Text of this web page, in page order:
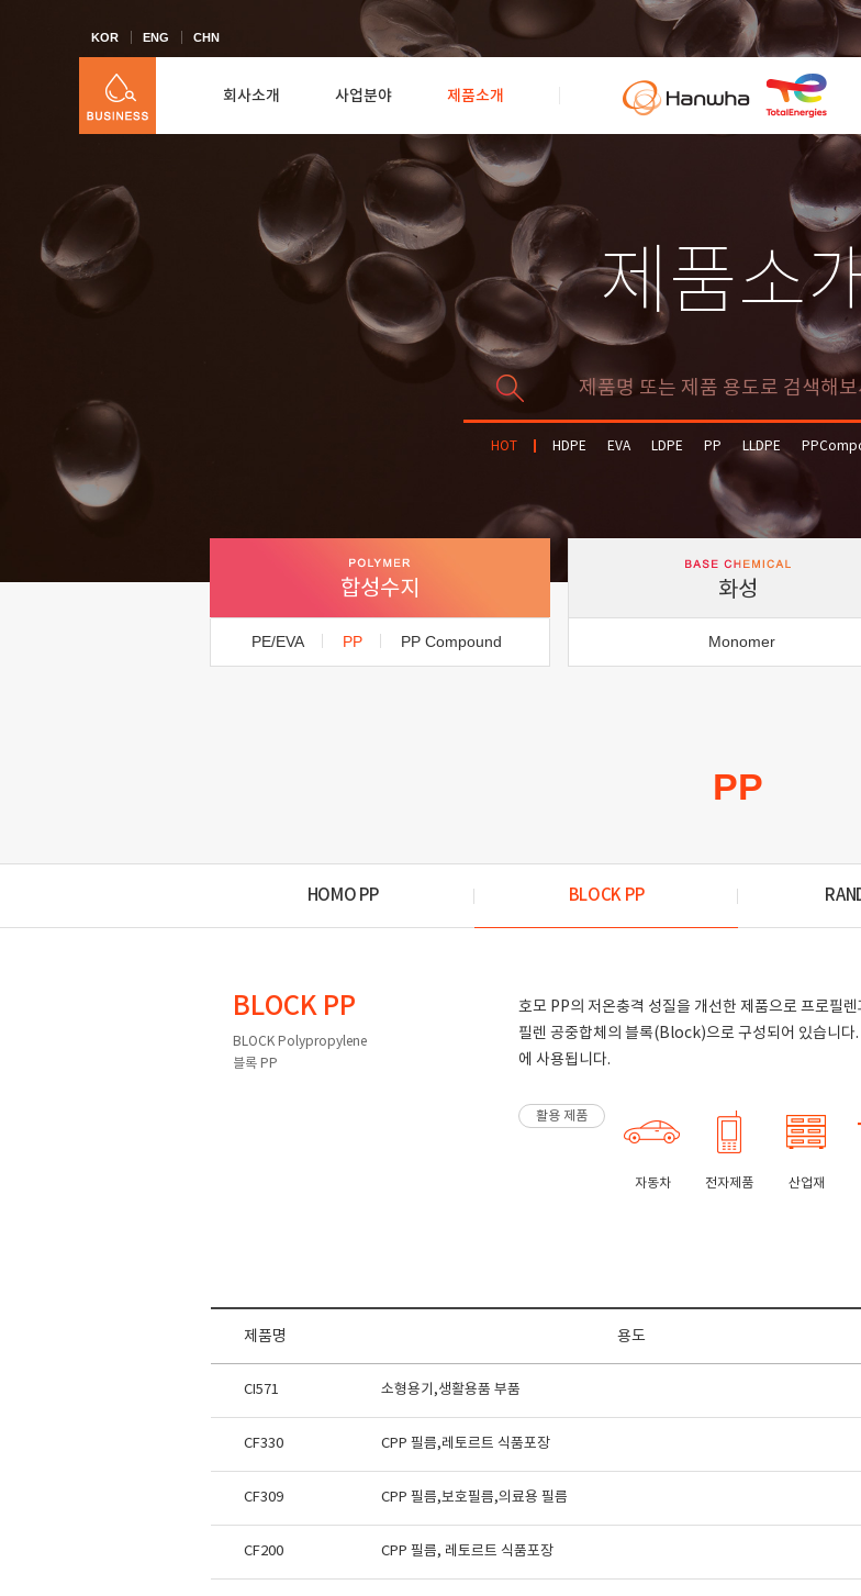
KOR ENG CHN
회사소개 사업분야 제품소개
제품소
HOT HDPE EVA LDPE PP LLDPE
합성수지
PE/EVA PP PP Compound
화성
Monomer
PP
HOMO PP BLOCK PP
BLOCK PP
BLOCK Polypropylene
블록 PP
호모 PP의 저온충격 성질을 개선한 제품으로 프로필
필렌 공중합체의 블록(Block)으로 구성되어 있습니다
에 사용됩니다.
활용 제품
자동차 전자제품 산업재
제품명 용도
CI571 소형용기,생활용품 부품
CF330 CPP 필름,레토르트 식품포장
CF309 CPP 필름,보호필름,의료용 필름
CF200 CPP 필름, 레토르트 식품포장